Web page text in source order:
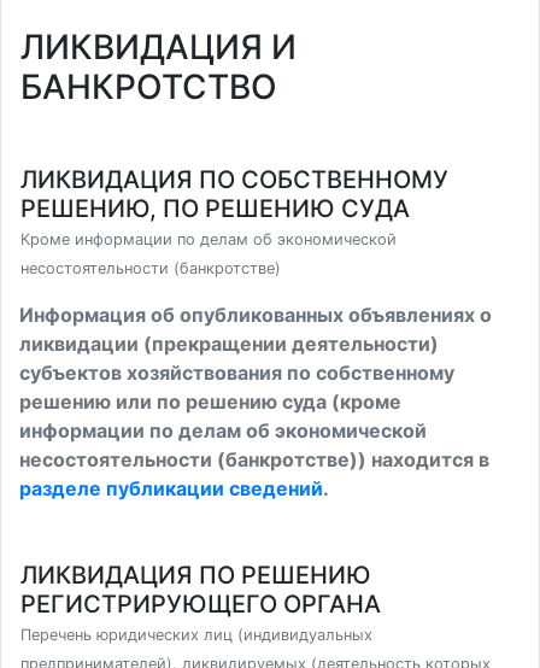
ЛИКВИДАЦИЯ И
БАНКРОТСТВО
ЛИКВИДАЦИЯ ПО СОБСТВЕННОМУ
РЕШЕНИЮ, ПО РЕШЕНИЮ СУДА
Кроме информации по делам об экономической
несостоятельности (банкротстве)
Информация об опубликованных объявлениях о
ликвидации (прекращении деятельности)
субъектов хозяйствования по собственному
решению или по решению суда (кроме
информации по делам об экономической
несостоятельности (банкротстве)) находится в
разделе публикации сведений.
ЛИКВИДАЦИЯ ПО РЕШЕНИЮ
РЕГИСТРИРУЮЩЕГО ОРГАНА
Перечень юридических лиц (индивидуальных
предпринимателей), ликвидируемых (деятельность которых